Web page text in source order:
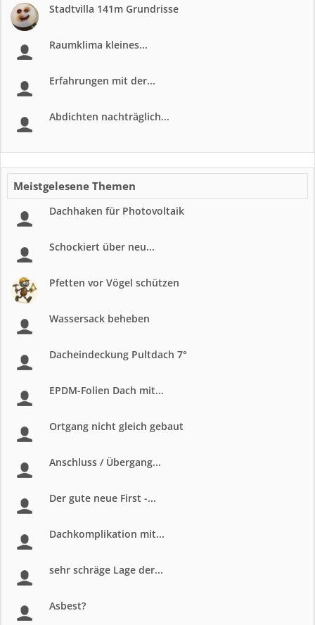
Stadtvilla 141m Grundrisse
Raumklima kleines...
Erfahrungen mit der...
Abdichten nachträglich...
Meistgelesene Themen
Dachhaken für Photovoltaik
Schockiert über neu...
Pfetten vor Vögel schützen
Wassersack beheben
Dacheindeckung Pultdach 7°
EPDM-Folien Dach mit...
Ortgang nicht gleich gebaut
Anschluss / Übergang...
Der gute neue First -...
Dachkomplikation mit...
sehr schräge Lage der...
Asbest?